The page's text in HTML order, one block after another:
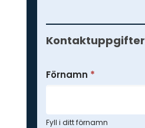
Kontaktuppgifter
Förnamn *
Fyll i ditt förnamn